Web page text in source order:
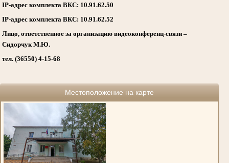
IP-адрес комплекта ВКС: 10.91.62.50
IP-адрес комплекта ВКС: 10.91.62.52
Лицо, ответственное за организацию видеоконференц-связи –
Сидорчук М.Ю.
тел. (36550) 4-15-68
Местоположение на карте